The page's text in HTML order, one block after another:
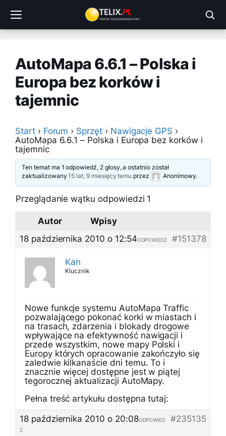
treści
AutoMapa 6.6.1 – Polska i
Europa bez korków i
tajemnic
Start › Forum › Sprzęt › Nawigacje GPS ›
AutoMapa 6.6.1 – Polska i Europa bez korków i
tajemnic
Ten temat ma 1 odpowiedź, 2 głosy, a ostatnio został
zaktualizowany15 lat, 9 miesięcy temu przez Anonimowy.
Przeglądanie wątku odpowiedzi 1
Autor
Wpisy
18 października 2010 o 12:54
#151378
ODPOWIEDZ
Kan
Klucznik
Nowe funkcje systemu AutoMapa Traffic
pozwalającego pokonać korki w miastach i
na trasach, zdarzenia i blokady drogowe
wpływające na efektywność nawigacji i
przede wszystkim, nowe mapy Polski i
Europy których opracowanie zakończyło się
zaledwie kilkanaście dni temu. To i
znacznie więcej dostępne jest w piątej
tegorocznej aktualizacji AutoMapy.
Pełna treść artykułu dostępna tutaj:
18 października 2010 o 20:08
#235135
ODPOWIED
Z